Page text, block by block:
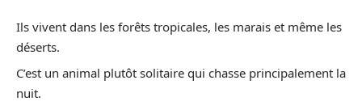
Ils vivent dans les forêts tropicales, les marais et même les
déserts.
C’est un animal plutôt solitaire qui chasse principalement la
nuit.